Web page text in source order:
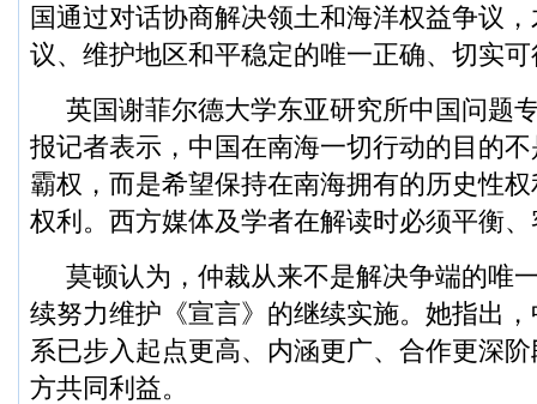
国通过对话协商解决领土和海洋权益争议
议、维护地区和平稳定的唯一正确、切实
英国谢菲尔德大学东亚研究所中国问题
报记者表示，中国在南海一切行动的目的
霸权，而是希望保持在南海拥有的历史性
权利。西方媒体及学者在解读时必须平衡
莫顿认为，仲裁从来不是解决争端的唯
续努力维护《宣言》的继续实施。她指出
系已步入起点更高、内涵更广、合作更深
方共同利益。